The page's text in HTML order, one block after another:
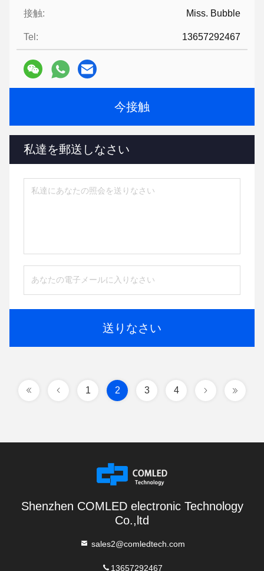
接触: Miss. Bubble
Tel: 13657292467
今接触
私達を郵送しなさい
送りなさい
1 2 3 4
Shenzhen COMLED electronic Technology
Co.,ltd
sales2@comledtech.com
13657292467